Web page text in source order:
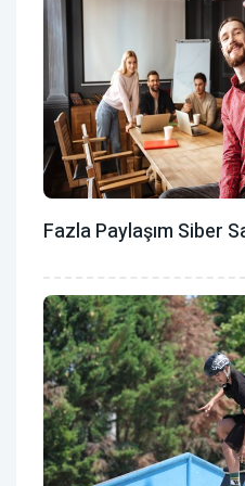
Fazla Paylaşım Siber